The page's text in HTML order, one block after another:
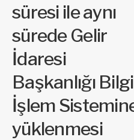
süresi ile aynı
sürede Gelir
İdaresi
Başkanlığı Bilgi
İşlem
yüklenmesi